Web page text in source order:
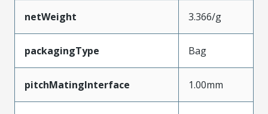
netWeight 3.366/g
packagingType Bag
pitchMatingInterface 1.00mm